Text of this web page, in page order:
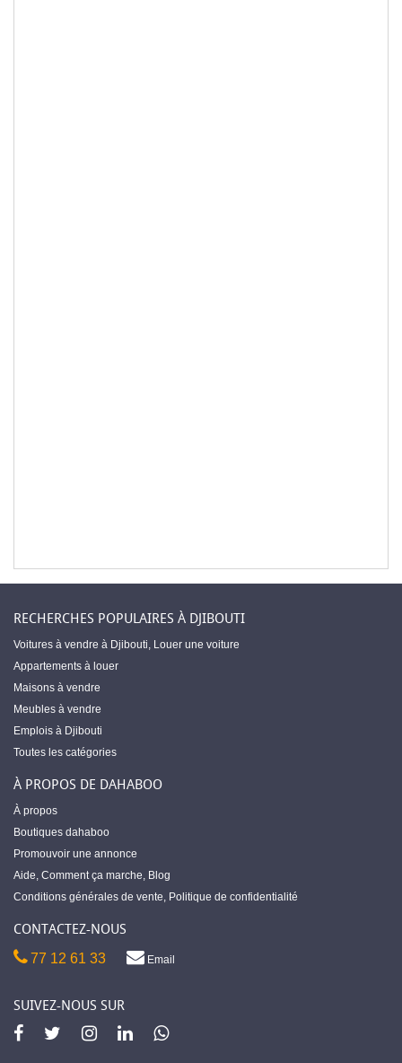
RECHERCHES POPULAIRES À DJIBOUTI
Voitures à vendre à Djibouti, Louer une voiture
Appartements à louer
Maisons à vendre
Meubles à vendre
Emplois à Djibouti
Toutes les catégories
À PROPOS DE DAHABOO
À propos
Boutiques dahaboo
Promouvoir une annonce
Aide, Comment ça marche, Blog
Conditions générales de vente, Politique de confidentialité
CONTACTEZ-NOUS
77 12 61 33 Email
SUIVEZ-NOUS SUR